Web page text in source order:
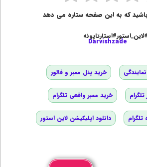
که به این صفحه ستاره می دهد
Darvishzade
خرید پنل ممبر و فالور
خرید ممبر واقعی تلگرام
دانلود اپلیکیشن لاین استور